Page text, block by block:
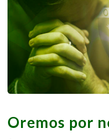
Oremos por